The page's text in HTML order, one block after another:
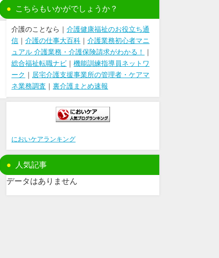
こちらもいかがでしょうか？
介護のことなら｜介護健康福祉のお役立ち通
信 ｜介護の仕事大百科 ｜介護業務初心者マニ
ュアル 介護業務・介護保険請求がわかる！
｜
総合福祉転職ナビ ｜機能訓練指導員ネットワ
ーク ｜ 居宅介護支援事業所の管理者・ケアマ
ネ業務調査 ｜裏介護まとめ速報
においケアランキング
人気記事
データはありません